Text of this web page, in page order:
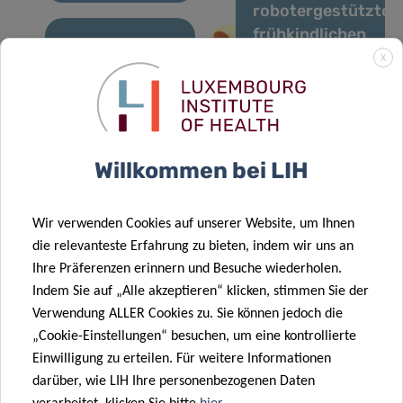
OBEClust:
Gemeinsam
gegen
robotergestützten
frühkindlichen
zu Hause für
autistische
Kinder mit
28 Nov. 2025
LIH-Studie
enthüllt
chemische
die mit einem
höheren
Risiko für
Stoffwechselerkrankungen
in Verbindung
stehen
Forschung zu
Ungleichheiten
bei
vorantreiben
Veröffentlichung
des
dreijährlichen
Berichts
„Überwachung
Europa startet
CancerWatch:
Verbesserung
der Qualität
X
Willkommen bei LIH
Wir verwenden Cookies auf unserer Website, um Ihnen
die relevanteste Erfahrung zu bieten, indem wir uns an
Ihre Präferenzen erinnern und Besuche wiederholen.
Indem Sie auf „Alle akzeptieren“ klicken, stimmen Sie der
Verwendung ALLER Cookies zu. Sie können jedoch die
„Cookie-Einstellungen“ besuchen, um eine kontrollierte
Einwilligung zu erteilen. Für weitere Informationen
darüber, wie LIH Ihre personenbezogenen Daten